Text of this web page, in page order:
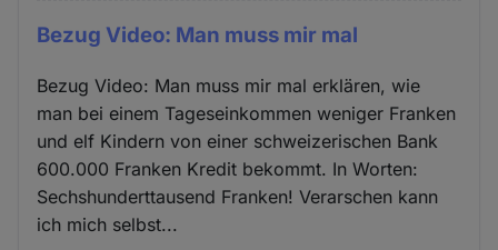
Bezug Video: Man muss mir mal
Bezug Video: Man muss mir mal erklären, wie
man bei einem Tageseinkommen weniger Franken
und elf Kindern von einer schweizerischen Bank
600.000 Franken Kredit bekommt. In Worten:
Sechshunderttausend Franken! Verarschen kann
ich mich selbst...